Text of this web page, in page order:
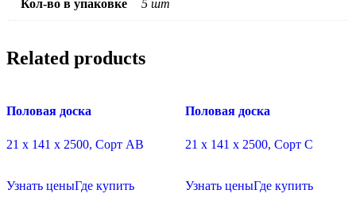
Кол-во в упаковке 5 шт
Related products
Половая доска
21 х 141 х 2500, Сорт АВ
Узнать ценыГде купить
Половая доска
21 х 141 х 2500, Сорт C
Узнать ценыГде купить